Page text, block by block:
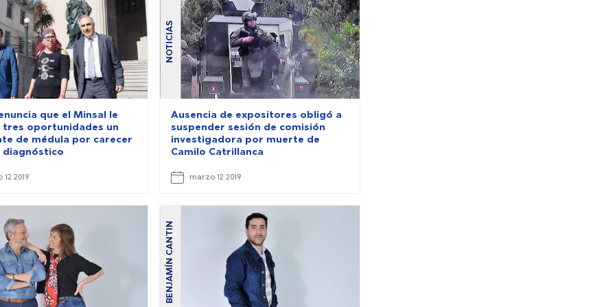
que el Minsal le
tres oportunidades un
de médula por carecer
diagnóstico
2019
NOTICIAS
Ausencia de expositores obligó a
suspender sesión de comisión
investigadora por muerte de
Camilo Catrillanca
marzo 12 2019
BENJAMÍN CANTIN